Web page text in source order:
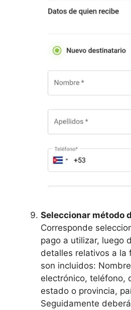
Seleccionar método
Corresponde
pago a utilizar, luego
detalles relativos a la
son incluidos:
electrónico, teléfono,
estado o provincia,
Seguidamente